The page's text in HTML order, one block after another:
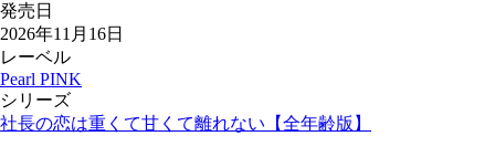
発売日
2026年11月16日
レーベル
Pearl PINK
シリーズ
社長の恋は重くて甘くて離れない【全年齢版】